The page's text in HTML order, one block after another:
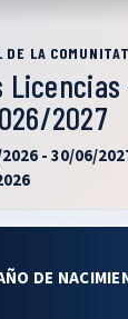
DE LA
2027
- 30/06/
DE